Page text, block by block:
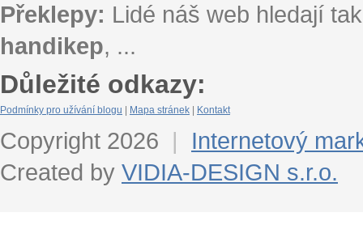
Překlepy: Lidé náš web hledají
handikep, ...
Důležité odkazy:
Podmínky pro užívání blogu Mapa stránek Kontakt
Copyright 2026 |
Internetový
Created by VIDIA-DESIGN s.r.o.